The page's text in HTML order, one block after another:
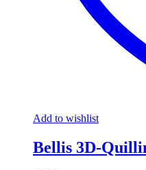
Add to wishlist
Bellis 3D-